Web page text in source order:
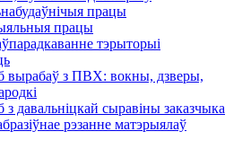
працы
працы
тэрыторыі
вырабаў з ПВХ: вокны, дзверы,
давальніцкай сыравіны заказчыка
рэзанне матэрыялаў